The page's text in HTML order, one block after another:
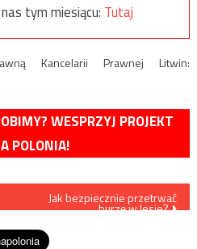
tym miesiącu: Tutaj
Kancelarii Prawnej Litwin:
WESPRZYJ PROJEKT
POLONIA!
Jak bezpiecznie przetrwać
burzę w lesie?